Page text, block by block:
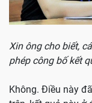
Xin ông cho biết,
phép công bố kết
Không. Điều này